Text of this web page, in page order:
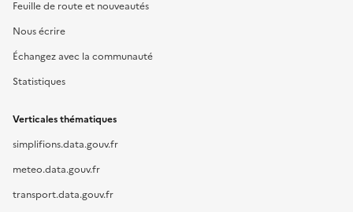
Feuille de route et nouveautés
Nous écrire
Échangez avec la communauté
Statistiques
Verticales thématiques
simplifions.data.gouv.fr
meteo.data.gouv.fr
transport.data.gouv.fr